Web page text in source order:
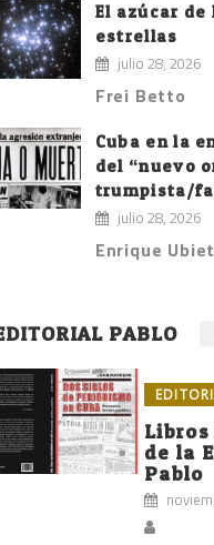
El azúcar de
estrellas
julio 28, 2026
Frei Betto
Cuba en la
del “nuevo
trumpista/
julio 28, 2026
Enrique
PABLO
de la
Pablo